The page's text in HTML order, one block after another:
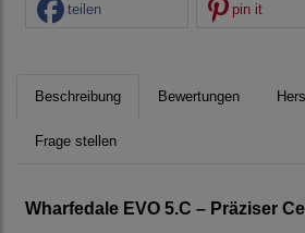
teilen pin it
Beschreibung Bewertungen
Frage stellen
Wharfedale EVO 5.C – Präziser